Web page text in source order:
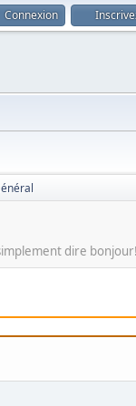
Connexion
dire bonjour!